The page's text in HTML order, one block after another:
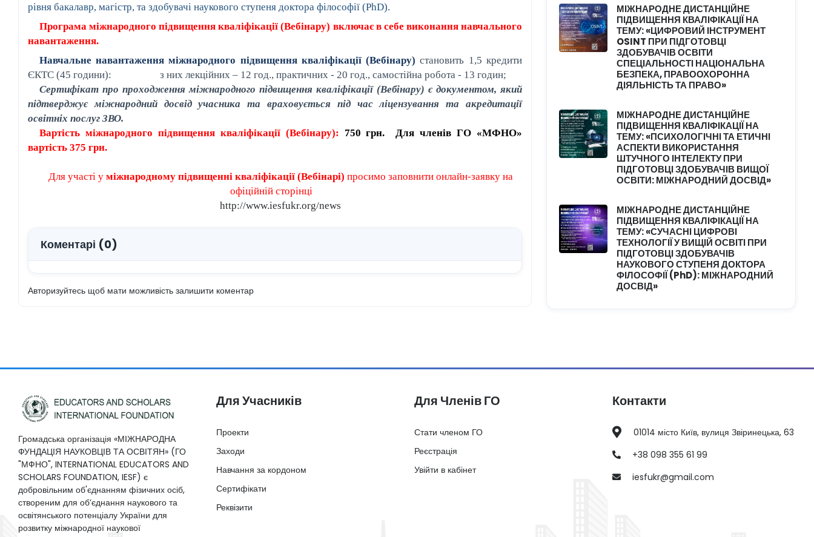
рівня бакалавр, магістр, та здобувачі наукового ступеня доктора філософії (PhD).
Програма міжнародного підвищення кваліфікації (Вебінару) включає в себе виконання навчального
навантаження.
Навчальне навантаження міжнародного підвищення кваліфікації (Вебінару)становить 1,5 кредити
ЄКТС (45 години):
з них лекційних – 12 год., практичних - 20 год., самостійна робота - 13 годин;
Сертифікат про проходження міжнародного підвищення кваліфікації (Вебінару) є документом, який
підтверджує міжнародний досвід учасника та враховується під час ліцензування та акредитації
освітніх послуг ЗВО.
Вартість міжнародного підвищення кваліфікації (Вебінару): 750 грн.
Для членів ГО «МФНО»
вартість 375 грн.
Для участі у міжнародному підвищенні кваліфікації (Вебінарі) просимо заповнити онлайн-заявку на
офіційній сторінці
http://www.iesfukr.org/news
Коментарі (0)
Авторизуйтесь щоб мати можливість залишити коментар
МІЖНАРОДНЕ ДИСТАНЦІЙНЕ
ПІДВИЩЕННЯ КВАЛІФІКАЦІЇ НА
ТЕМУ: «ЦИФРОВИЙ ІНСТРУМЕНТ
OSINT ПРИ ПІДГОТОВЦІ
ЗДОБУВАЧІВ ОСВІТИ
СПЕЦІАЛЬНОСТІ НАЦІОНАЛЬНА
БЕЗПЕКА, ПРАВООХОРОННА
ДІЯЛЬНІСТЬ ТА ПРАВО»
МІЖНАРОДНЕ ДИСТАНЦІЙНЕ
ПІДВИЩЕННЯ КВАЛІФІКАЦІЇ НА
ТЕМУ: «ПСИХОЛОГІЧНІ ТА ЕТИЧНІ
АСПЕКТИ ВИКОРИСТАННЯ
ШТУЧНОГО ІНТЕЛЕКТУ ПРИ
ПІДГОТОВЦІ ЗДОБУВАЧІВ ВИЩОЇ
ОСВІТИ: МІЖНАРОДНИЙ ДОСВІД»
МІЖНАРОДНЕ ДИСТАНЦІЙНЕ
ПІДВИЩЕННЯ КВАЛІФІКАЦІЇ НА
ТЕМУ: «СУЧАСНІ ЦИФРОВІ
ТЕХНОЛОГІЇ У ВИЩІЙ ОСВІТІ ПРИ
ПІДГОТОВЦІ ЗДОБУВАЧІВ
НАУКОВОГО СТУПЕНЯ ДОКТОРА
ФІЛОСОФІЇ (PhD): МІЖНАРОДНИЙ
ДОСВІД»
Громадська організація «МІЖНАРОДНА
ФУНДАЦІЯ НАУКОВЦІВ ТА ОСВІТЯН» (ГО
"МФНО", INTERNATIONAL EDUCATORS AND
SCHOLARS FOUNDATION, IESF) є
добровільним об'єднанням фізичних осіб,
створеним для об’єднання наукового та
освітянського потенціалу України для
розвитку міжнародної наукової
Для Учасників
Проекти
Заходи
Навчання за кордоном
Сертифікати
Реквізити
Для Членів ГО
Стати членом ГО
Реєстрація
Увійти в кабінет
Контакти
01014 місто Київ, вулиця Звіринецька, 63
+38 098 355 61 99
iesfukr@gmail.com